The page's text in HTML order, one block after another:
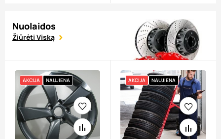
Nuolaidos
Žiūrėti Viską
AKCIJA NAUJIENA AKCIJA NAUJIENA